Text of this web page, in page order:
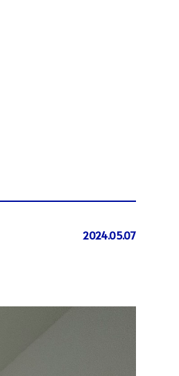
2024.05.07